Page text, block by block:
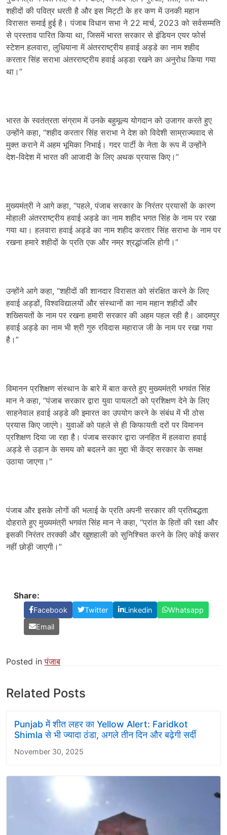
शहीदों की पवित्र धरती है और इस मिट्टी के हर कण में उनकी महान
विरासत समाई हुई है। पंजाब विधान सभा ने 22 मार्च, 2023 को सर्वसम्मति
से प्रस्ताव पारित किया था, जिसमें भारत सरकार से इंडियन एयर फोर्स
स्टेशन हलवारा, लुधियाना में अंतरराष्ट्रीय हवाई अड्डे का नाम शहीद
करतार सिंह सराभा अंतरराष्ट्रीय हवाई अड्डा रखने का अनुरोध किया गया
था।”
भारत के स्वतंत्रता संग्राम में उनके बहुमूल्य योगदान को उजागर करते हुए
उन्होंने कहा, “शहीद करतार सिंह सराभा ने देश को विदेशी साम्राज्यवाद से
मुक्त कराने में अहम भूमिका निभाई। गदर पार्टी के नेता के रूप में उन्होंने
देश-विदेश में भारत की आजादी के लिए अथक प्रयास किए।”
मुख्यमंत्री ने आगे कहा, “पहले, पंजाब सरकार के निरंतर प्रयासों के कारण
मोहाली अंतरराष्ट्रीय हवाई अड्डे का नाम शहीद भगत सिंह के नाम पर रखा
गया था। हलवारा हवाई अड्डे का नाम शहीद करतार सिंह सराभा के नाम पर
रखना हमारे शहीदों के प्रति एक और नम्र श्रद्धांजलि होगी।”
उन्होंने आगे कहा, “शहीदों की शानदार विरासत को संरक्षित करने के लिए
हवाई अड्डों, विश्वविद्यालयों और संस्थानों का नाम महान शहीदों और
शख्सियतों के नाम पर रखना हमारी सरकार की अहम पहल रही है। आदमपुर
हवाई अड्डे का नाम भी श्री गुरु रविदास महाराज जी के नाम पर रखा गया
है।”
विमानन प्रशिक्षण संस्थान के बारे में बात करते हुए मुख्यमंत्री भगवंत सिंह
मान ने कहा, “पंजाब सरकार द्वारा युवा पायलटों को प्रशिक्षण देने के लिए
साहनेवाल हवाई अड्डे की इमारत का उपयोग करने के संबंध में भी ठोस
प्रयास किए जाएंगे। युवाओं को पहले से ही किफायती दरों पर विमानन
प्रशिक्षण दिया जा रहा है। पंजाब सरकार द्वारा जनहित में हलवारा हवाई
अड्डे से उड़ान के समय को बदलने का मुद्दा भी केंद्र सरकार के समक्ष
उठाया जाएगा।”
पंजाब और इसके लोगों की भलाई के प्रति अपनी सरकार की प्रतिबद्धता
दोहराते हुए मुख्यमंत्री भगवंत सिंह मान ने कहा, “प्रांत के हितों की रक्षा और
इसकी निरंतर तरक्की और खुशहाली को सुनिश्चित करने के लिए कोई कसर
नहीं छोड़ी जाएगी।”
Share:
Facebook Twitter Linkedin
Whatsapp
Email
Posted inपंजाब
Related Posts
Punjab में शीत लहर का Yellow Alert: Faridkot
Shimla से भी ज्यादा ठंडा, अगले तीन दिन और बढ़ेगी सर्दी
November 30, 2025